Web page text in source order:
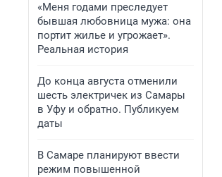
«Меня годами преследует
бывшая любовница мужа: она
портит жилье и угрожает».
Реальная история
До конца августа отменили
шесть электричек из Самары
в Уфу и обратно. Публикуем
даты
В Самаре планируют ввести
режим повышенной